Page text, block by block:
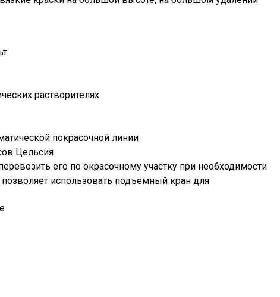
растворителях
покрасочной линии
Цельсия
его по окрасочному участку при необходимости
использовать подъемный кран для